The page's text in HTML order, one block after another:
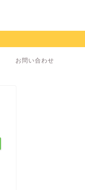
お問い合わせ